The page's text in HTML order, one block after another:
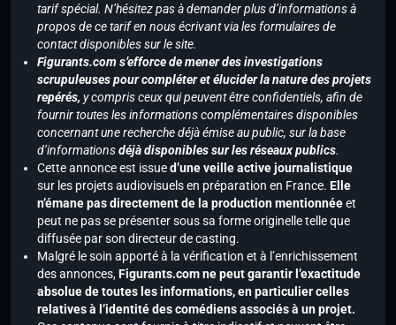
tarif spécial. N’hésitez pas à demander plus d’informations à
propos de ce tarif en nous écrivant via les formulaires de
contact disponibles sur le site.
Figurants.com s’efforce de mener des investigations
scrupuleuses pour compléter et élucider la nature des projets
repérés, y compris ceux qui peuvent être confidentiels, afin de
fournir toutes les informations complémentaires disponibles
concernant une recherche déjà émise au public, sur la base
d’informationsdéjà disponibles sur les réseaux publics.
Cette annonce est issued’une veille active journalistique
sur les projets audiovisuels en préparation en France. Elle
n’émane pas directement de la production mentionnéeet
peut ne pas se présenter sous sa forme originelle telle que
diffusée par son directeur de casting.
Malgré le soin apporté à la vérification et à l’enrichissement
des annonces,Figurants.com ne peut garantir l’exactitude
absolue de toutes les informations, en particulier celles
relatives à l’identité des comédiens associés à un projet.